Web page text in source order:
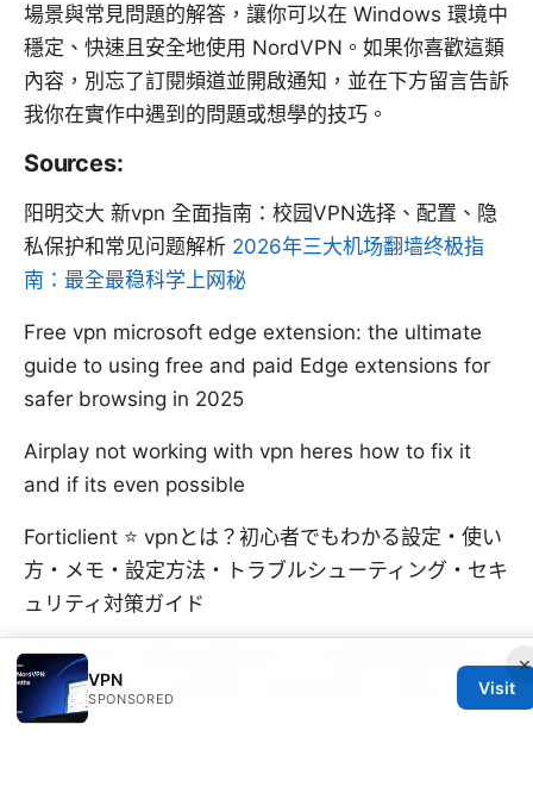
場景與常見問題的解答，讓你可以在 Windows 環境中
穩定、快速且安全地使用 NordVPN。如果你喜歡這類
內容，別忘了訂閱頻道並開啟通知，並在下方留言告訴
我你在實作中遇到的問題或想學的技巧。
Sources:
阳明交大 新vpn 全面指南：校园VPN选择、配置、隐
私保护和常见问题解析 2026年三大机场翻墙终极指
南：最全最稳科学上网秘
Free vpn microsoft edge extension: the ultimate
guide to using free and paid Edge extensions for
safer browsing in 2025
Airplay not working with vpn heres how to fix it
and if its even possible
Forticlient ⭐ vpnとは？初心者でもわかる設定・使い
方・メモ・設定方法・トラブルシューティング・セキ
ュリティ対策ガイド
申办sim卡：实体卡还是esim？一文帮你搞懂如何办
理！完整对比、办理要点、成本与风险｜VPNs 专题
×
VPN
SPONSORED
Visit